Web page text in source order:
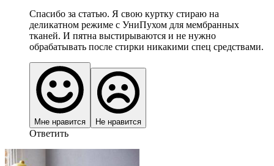
Спасибо за статью. Я свою куртку стираю на
деликатном режиме с УниПухом для мембранных
тканей. И пятна выстирываются и не нужно
обрабатывать после стирки никакими спец средствами.
Мне нравится Не нравится
Ответить